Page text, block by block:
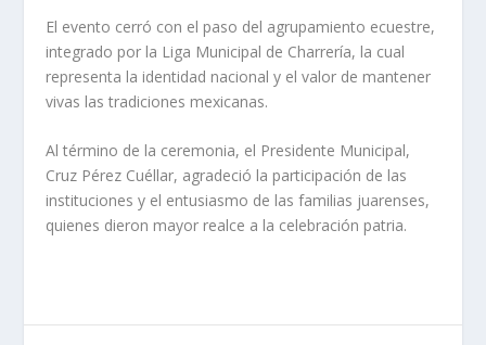
El evento cerró con el paso del agrupamiento ecuestre,
integrado por la Liga Municipal de Charrería, la cual
representa la identidad nacional y el valor de mantener
vivas las tradiciones mexicanas.
Al término de la ceremonia, el Presidente Municipal,
Cruz Pérez Cuéllar, agradeció la participación de las
instituciones y el entusiasmo de las familias juarenses,
quienes dieron mayor realce a la celebración patria.